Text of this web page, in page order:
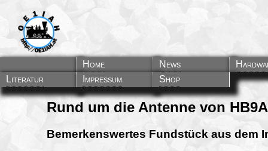
Home News
Literatur
Impressum Shop
Rund um die Antenne von
Bemerkenswertes Fundstück aus dem